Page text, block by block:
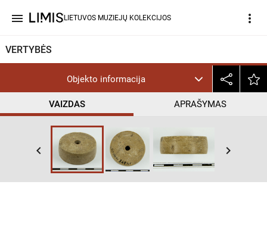
menu LIETUVOS MUZIEJŲ KOLEKCIJOS more_vert
VERTYBĖS
Objekto informacija
VAIZDAS APRAŠYMAS
keyboard_arrow_left keyboard_arrow_right